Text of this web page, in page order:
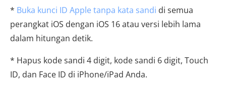
* Buka kunci ID Apple tanpa kata sandi di semua
perangkat iOS dengan iOS 16 atau versi lebih lama
dalam hitungan detik.
* Hapus kode sandi 4 digit, kode sandi 6 digit, Touch
ID, dan Face ID di iPhone/iPad Anda.